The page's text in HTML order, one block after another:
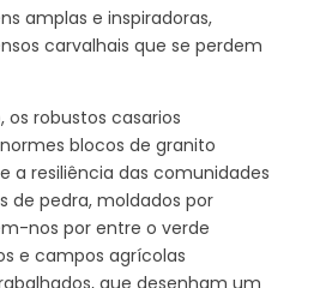
amplas e inspiradoras,
carvalhais que se perdem
os robustos casarios
blocos de granito
a resiliência das comunidades
de pedra, moldados por
nos por entre o verde
e campos agrícolas
que desenham um